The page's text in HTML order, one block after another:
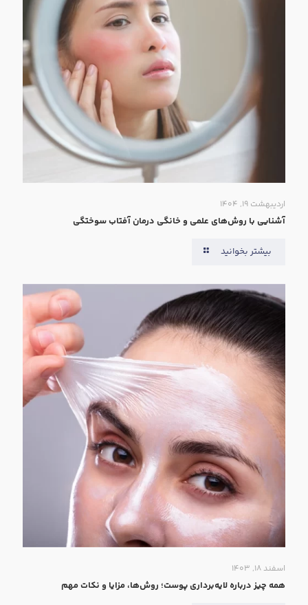
اردیبهشت ۱۹, ۱۴۰۴
آشنایی با روش‌های علمی و خانگی درمان آفتاب سوختگی
بیشتر بخوانید
اسفند ۱۸, ۱۴۰۳
همه‌ چیز درباره لایه‌برداری پوست؛ روش‌ها، مزایا و نکات مهم